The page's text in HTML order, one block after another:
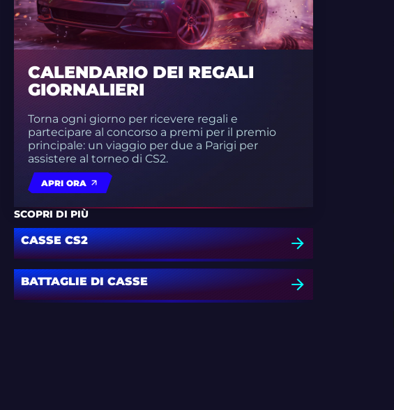
CALENDARIO DEI REGALI
GIORNALIERI
Torna ogni giorno per ricevere regali e
partecipare al concorso a premi per il premio
principale: un viaggio per due a Parigi per
assistere al torneo di CS2.
APRI ORA
SCOPRI DI PIÙ
CASSE CS2
BATTAGLIE DI CASSE